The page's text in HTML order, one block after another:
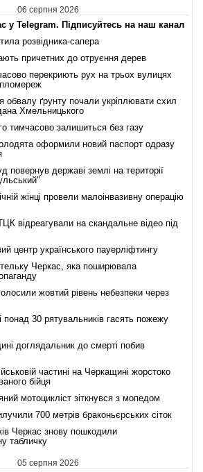
06 серпня 2026
у Telegram. Підписуйтесь на наш канал
розвідника-сапера
причетних до отруєння дерев
перекриють рух на трьох вулицях
обвалу ґрунту почали укріплювати схил
Хмельницького
тимчасово залишиться без газу
оформили новий паспорт одразу
повернув державі землі на території
жінці провели малоінвазивну операцію
відреагували на скандальне відео під
центр українського пауерліфтингу
Черкас, яка поширювала
жовтий рівень небезпеки через
понад 30 рятувальників гасять пожежу
доглядальник до смерті побив
частині на Черкащині жорстоко
бійця
мотоцикліст зіткнувся з мопедом
700 метрів браконьєрських сіток
Черкас знову пошкодили
табличку
05 серпня 2026